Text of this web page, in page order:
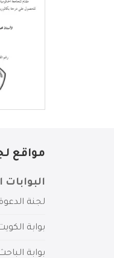
مواقع
البوابات
لجنة الدعوة
بوابة
بوابة